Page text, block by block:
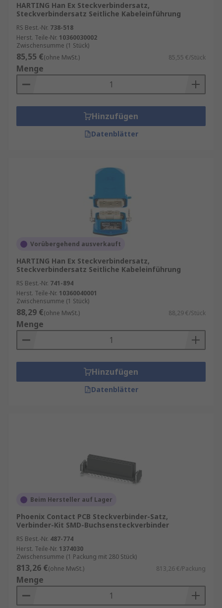
HARTING Han Ex Steckverbindersatz,
Steckverbindersatz Seitliche Kabeleinführung
RS Best.-Nr. 738-518
Herst. Teile-Nr. 10360030002
Zwischensumme (1 Stück)
85,55 €(ohne MwSt.) 85,55 €/Stück
Menge
Hinzufügen
Datenblätter
Vorübergehend ausverkauft
HARTING Han Ex Steckverbindersatz,
Steckverbindersatz Seitliche Kabeleinführung
RS Best.-Nr. 741-894
Herst. Teile-Nr. 10360040001
Zwischensumme (1 Stück)
88,29 €(ohne MwSt.) 88,29 €/Stück
Menge
Hinzufügen
Datenblätter
Beim Hersteller auf Lager
Phoenix Contact PCB Steckverbinder-Satz,
Verbinder-Kit SMD-Buchsensteckverbinder
RS Best.-Nr. 487-774
Herst. Teile-Nr. 1374030
Zwischensumme (1 Packung mit 280 Stück)
813,26 €(ohne MwSt.) 813,26 €/Packung
Menge